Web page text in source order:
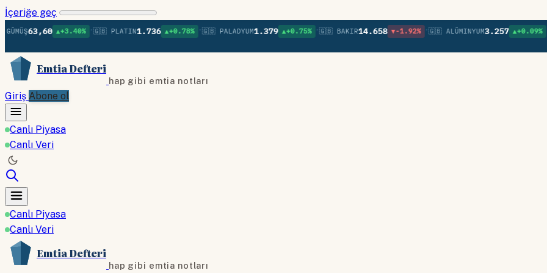
İçeriğe geç
63,60 ▲+3.40% • 🇬🇧 PLATIN1.736 ▲+0.78% •🇬🇧 PALADYUM1.379 ▲+0.75% •🇬🇧 BAKIR 14.658 ▼-1.92% • 🇬🇧 ALÜMINYUM3.257 ▲+0.09% •🇬🇧
Emtia Defteri
hap gibi emtia notları
Giriş Abone ol
Canlı Piyasa
Canlı Veri
Canlı Piyasa
Canlı Veri
Emtia Defteri
hap gibi emtia notları